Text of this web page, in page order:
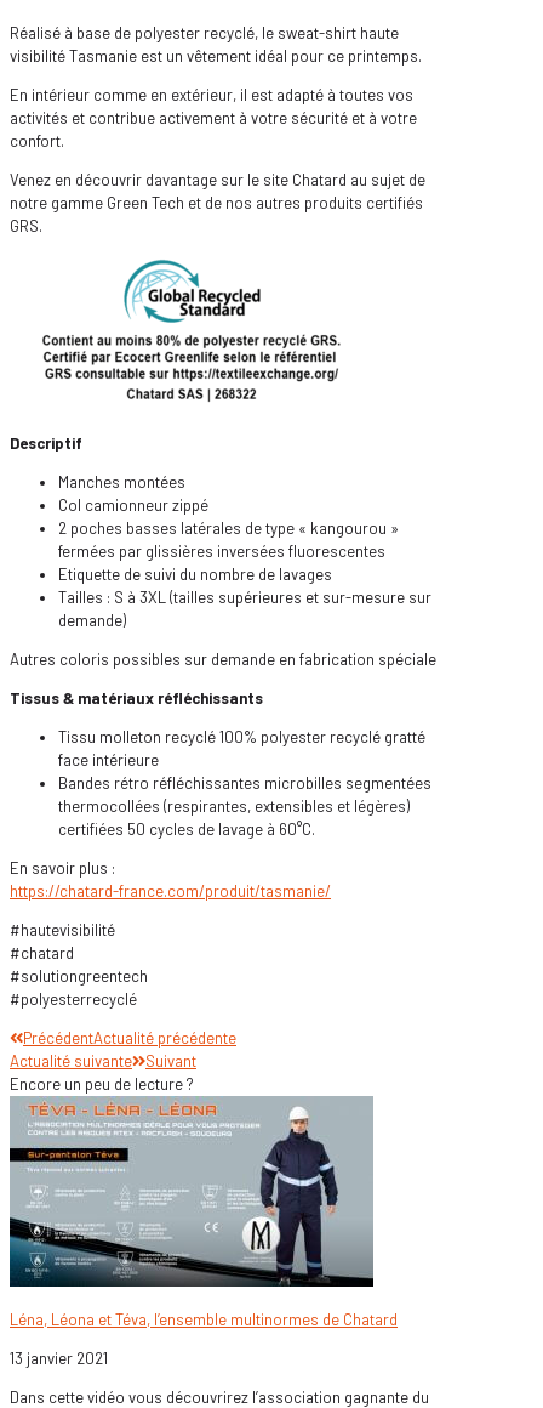
Réalisé à base de polyester recyclé, le sweat-shirt haute
visibilité Tasmanie est un vêtement idéal pour ce printemps.
En intérieur comme en extérieur, il est adapté à toutes vos
activités et contribue activement à votre sécurité et à votre
confort.
Venez en découvrir davantage sur le site Chatard au sujet de
notre gamme Green Tech et de nos autres produits certifiés
GRS.
Descriptif
Manches montées
Col camionneur zippé
2 poches basses latérales de type « kangourou »
fermées par glissières inversées fluorescentes
Etiquette de suivi du nombre de lavages
Tailles : S à 3XL (tailles supérieures et sur-mesure sur
demande)
Autres coloris possibles sur demande en fabrication spéciale
Tissus & matériaux réfléchissants
Tissu molleton recyclé 100% polyester recyclé gratté
face intérieure
Bandes rétro réfléchissantes microbilles segmentées
thermocollées (respirantes, extensibles et légères)
certifiées 50 cycles de lavage à 60°C.
En savoir plus :
https://chatard-france.com/produit/tasmanie/
#hautevisibilité
#chatard
#solutiongreentech
#polyesterrecyclé
PrécédentActualité précédente
Actualité suivante
Suivant
Encore un peu de lecture ?
Léna, Léona et Téva, l’ensemble multinormes de Chatard
13 janvier 2021
Dans cette vidéo vous découvrirez l’association gagnante du